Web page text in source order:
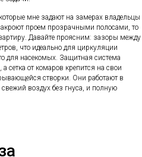
мне задают на замерах владельцы
проем прозрачными полосами, то
Давайте проясним: зазоры между
что идеально для циркуляции
для насекомых. Защитная система
сетка от комаров крепится на свои
створки. Они работают в
воздух без гнуса, и полную